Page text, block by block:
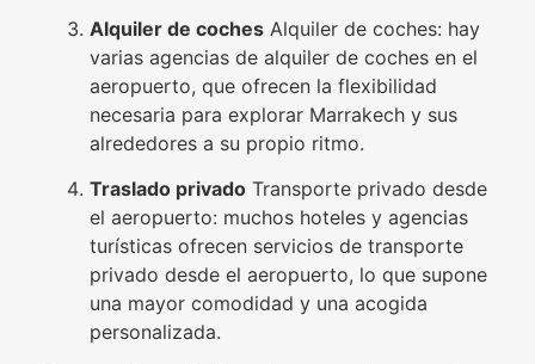
Alquiler de coches Alquiler de coches: hay
varias agencias de alquiler de coches en el
aeropuerto, que ofrecen la flexibilidad
necesaria para explorar Marrakech y sus
alrededores a su propio ritmo.
Traslado privado Transporte privado desde
el aeropuerto: muchos hoteles y agencias
turísticas ofrecen servicios de transporte
privado desde el aeropuerto, lo que supone
una mayor comodidad y una acogida
personalizada.